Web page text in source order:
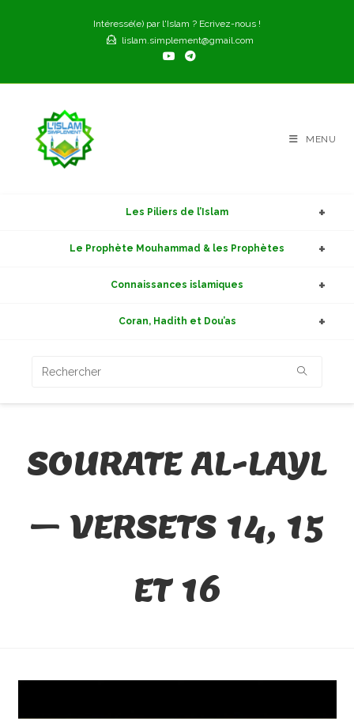
Intéressé(e) par l'Islam ? Ecrivez-nous !
lislam.simplement@gmail.com
MENU
Les Piliers de l’Islam
Le Prophète Mouhammad & les Prophètes
Connaissances islamiques
Coran, Hadith et Dou’as
SOURATE AL-LAYL
– VERSETS 14, 15
ET 16